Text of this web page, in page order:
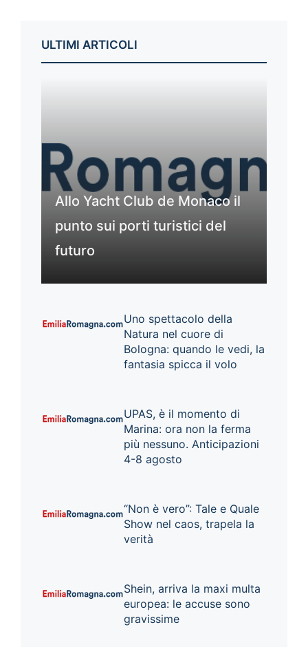
ULTIMI ARTICOLI
Allo Yacht Club de Monaco il
punto sui porti turistici del
futuro
Uno spettacolo della
Natura nel cuore di
Bologna: quando le vedi, la
fantasia spicca il volo
UPAS, è il momento di
Marina: ora non la ferma
più nessuno. Anticipazioni
4-8 agosto
“Non è vero”: Tale e Quale
Show nel caos, trapela la
verità
Shein, arriva la maxi multa
europea: le accuse sono
gravissime